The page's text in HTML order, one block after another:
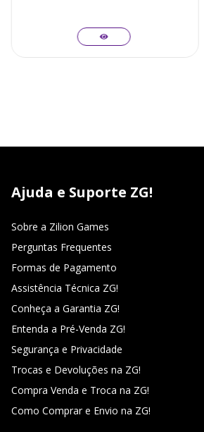
Ajuda e Suporte ZG!
Sobre a Zilion Games
Perguntas Frequentes
Formas de Pagamento
Assistência Técnica ZG!
Conheça a Garantia ZG!
Entenda a Pré-Venda ZG!
Segurança e Privacidade
Trocas e Devoluções na ZG!
Compra Venda e Troca na ZG!
Como Comprar e Envio na ZG!